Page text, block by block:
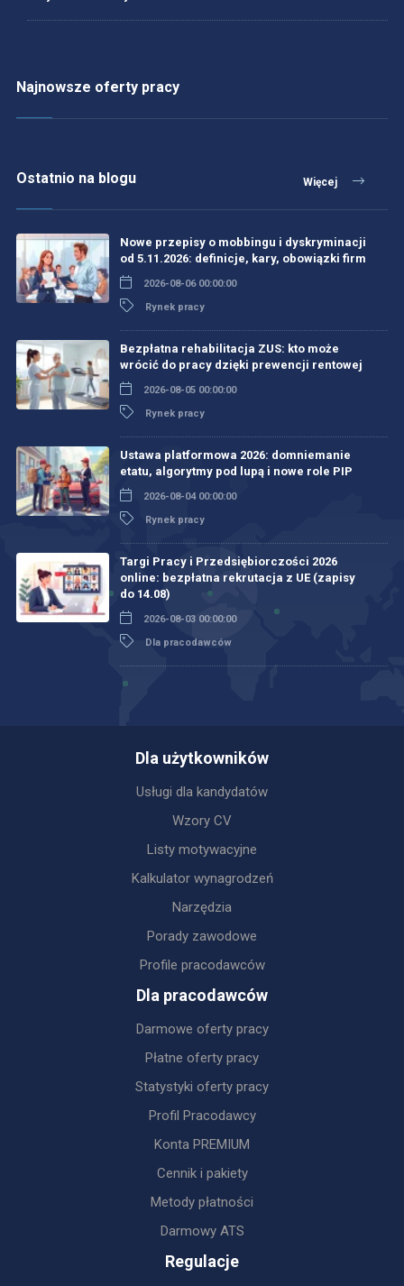
Najnowsze oferty pracy
Ostatnio na blogu Więcej
Nowe przepisy o mobbingu i dyskryminacji
od 5.11.2026: definicje, kary, obowiązki firm
2026-08-06 00:00:00
Rynek pracy
Bezpłatna rehabilitacja ZUS: kto może
wrócić do pracy dzięki prewencji rentowej
2026-08-05 00:00:00
Rynek pracy
Ustawa platformowa 2026: domniemanie
etatu, algorytmy pod lupą i nowe role PIP
2026-08-04 00:00:00
Rynek pracy
Targi Pracy i Przedsiębiorczości 2026
online: bezpłatna rekrutacja z UE (zapisy
do 14.08)
2026-08-03 00:00:00
Dla pracodawców
Dla użytkowników
Usługi dla kandydatów
Wzory CV
Listy motywacyjne
Kalkulator wynagrodzeń
Narzędzia
Porady zawodowe
Profile pracodawców
Dla pracodawców
Darmowe oferty pracy
Płatne oferty pracy
Statystyki oferty pracy
Profil Pracodawcy
Konta PREMIUM
Cennik i pakiety
Metody płatności
Darmowy ATS
Regulacje